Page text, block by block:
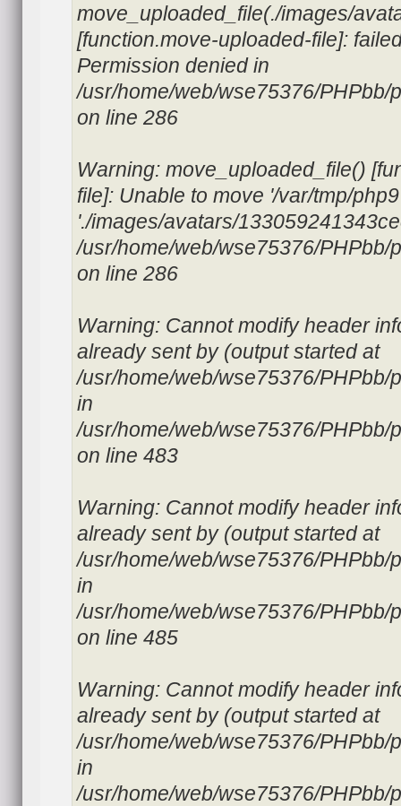
move_uploaded_file(./images/
[function.move-uploaded-file]:
Permission denied in
/usr/home/web/wse75376/
on line 286
Warning: move_uploaded_file()
file]: Unable to move '/var/tmp/
'./images/avatars/
/usr/home/web/wse75376/
on line 286
Warning: Cannot modify header
already sent by (output started at
/usr/home/web/wse75376/
in
/usr/home/web/wse75376/
on line 483
Warning: Cannot modify header
already sent by (output started at
/usr/home/web/wse75376/
in
/usr/home/web/wse75376/
on line 485
Warning: Cannot modify header
already sent by (output started at
/usr/home/web/wse75376/
in
/usr/home/web/wse75376/